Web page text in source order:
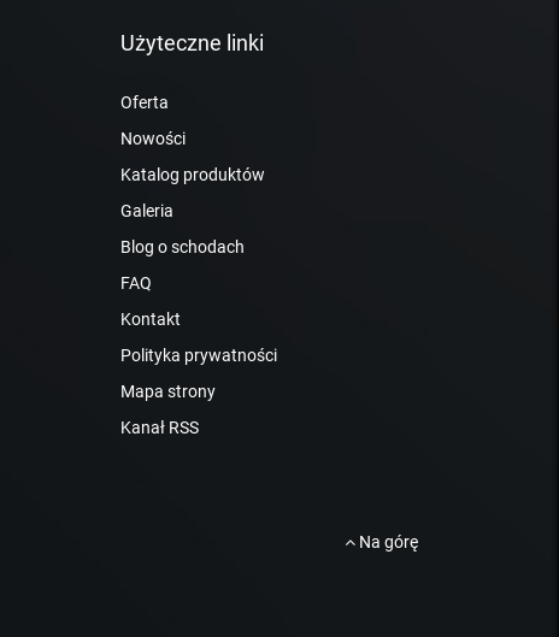
Użyteczne linki
Oferta
Nowości
Katalog produktów
Galeria
Blog o schodach
FAQ
Kontakt
Polityka prywatności
Mapa strony
Kanał RSS
Na górę